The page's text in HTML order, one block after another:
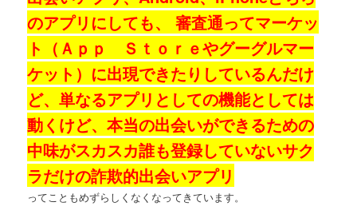
のアプリにしても、 審査通ってマーケッ
ト（Ａｐｐ Ｓｔｏｒｅやグーグルマー
ケット）に出現できたりしているんだけ
ど、単なるアプリとしての機能としては
動くけど、本当の出会いができるための
中味がスカスカ誰も登録していないサク
ラだけの詐欺的出会いアプリ
ってこともめずらしくなくなってきています。